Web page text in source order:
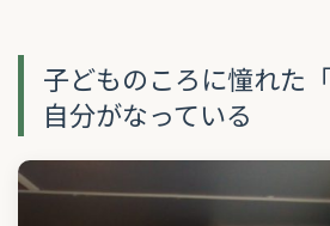
子どものころに憧れた
自分がなっている